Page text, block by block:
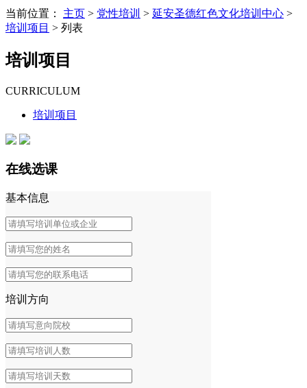
当前位置： 主页 > 党性培训 > 延安圣德红色文化培训中心 >
培训项目 > 列表
培训项目
CURRICULUM
培训项目
在线选课
基本信息
培训方向